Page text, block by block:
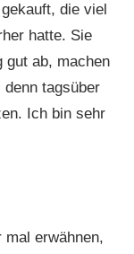
die viel
hatte. Sie
gut ab, machen
tagsüber
Ich bin sehr
erwähnen,